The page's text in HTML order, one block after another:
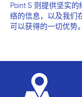
Point S 则提供坚实
络的信息，以及我们
可以获得的一切优势。